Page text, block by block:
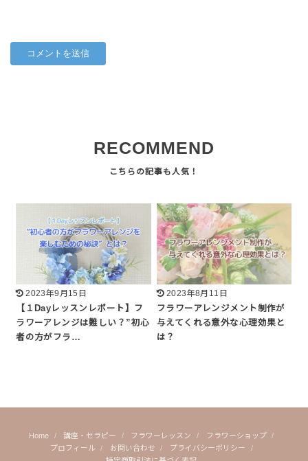
RECOMMEND
2023年9月15日
【１Dayレッスンレポート】フ
ラワーアレンジは難しい？”初心
者の方がフラ…
2023年8月11日
フラワーアレンジメント制作が
与えてくれる意外な心理効果と
は？
Home 講座・セラピー フラワーレッスン
フラワーショップ
プロフィール
お問い合わせ
プライバシーポリシー